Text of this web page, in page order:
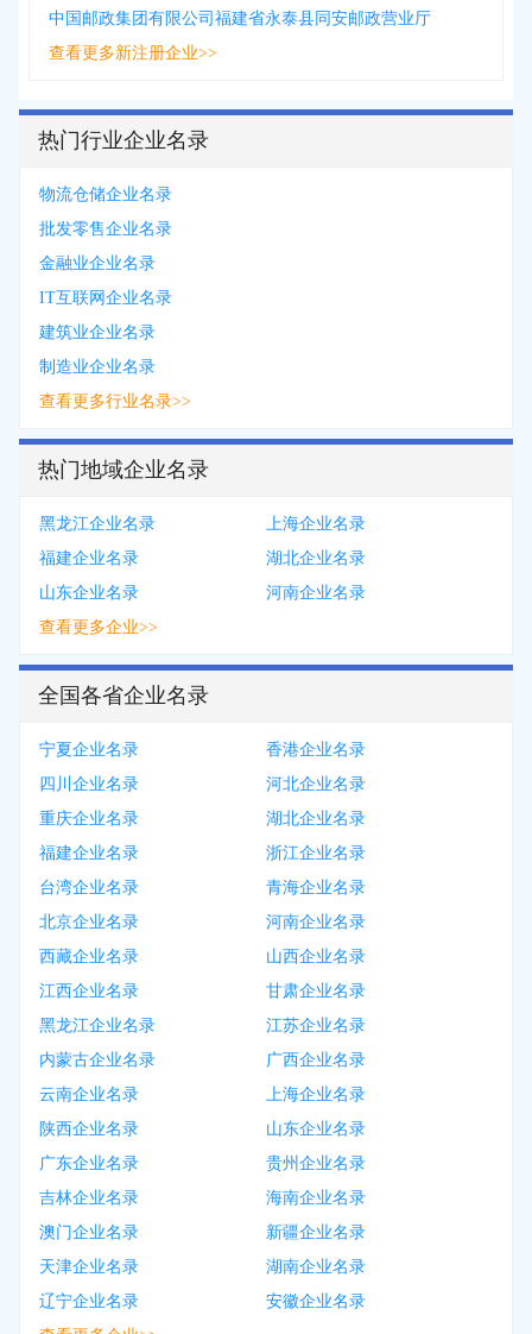
中国邮政集团有限公司福建省永泰县同安邮政营业厅
查看更多新注册企业>>
热门行业企业名录
物流仓储企业名录
批发零售企业名录
金融业企业名录
IT互联网企业名录
建筑业企业名录
制造业企业名录
查看更多行业名录>>
热门地域企业名录
黑龙江企业名录
上海企业名录
福建企业名录
湖北企业名录
山东企业名录
河南企业名录
查看更多企业>>
全国各省企业名录
宁夏企业名录
香港企业名录
四川企业名录
河北企业名录
重庆企业名录
湖北企业名录
福建企业名录
浙江企业名录
台湾企业名录
青海企业名录
北京企业名录
河南企业名录
西藏企业名录
山西企业名录
江西企业名录
甘肃企业名录
黑龙江企业名录
江苏企业名录
内蒙古企业名录
广西企业名录
云南企业名录
上海企业名录
陕西企业名录
山东企业名录
广东企业名录
贵州企业名录
吉林企业名录
海南企业名录
澳门企业名录
新疆企业名录
天津企业名录
湖南企业名录
辽宁企业名录
安徽企业名录